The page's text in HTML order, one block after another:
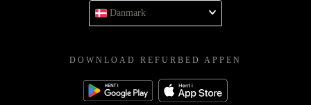
Danmark
DOWNLOAD REFURBED APPEN